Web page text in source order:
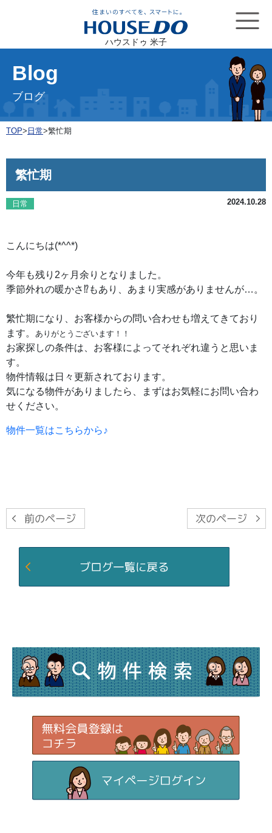
ハウスドゥ 米子
Blog
ブログ
TOP> 日常>繁忙期
繁忙期
日常 2024.10.28
こんにちは(*^^*)
今年も残り2ヶ月余りとなりました。
季節外れの暖かさ⁉もあり、あまり実感がありませんが…。
繁忙期になり、お客様からの問い合わせも増えてきており
ます。 ありがとうございます！！
お家探しの条件は、お客様によってそれぞれ違うと思いま
す。
物件情報は日々更新されております。
気になる物件がありましたら、まずはお気軽にお問い合わ
せください。
物件一覧はこちらから♪